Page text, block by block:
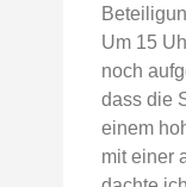
Um 15
noch
dass die
einem
mit einer